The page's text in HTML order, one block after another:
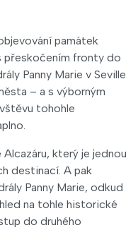
památek
přeskočením fronty do
Panny Marie v Seville
– a s výborným
tohohle
který je jednou
destinací. A pak
Panny Marie, odkud
na tohle historické
do druhého